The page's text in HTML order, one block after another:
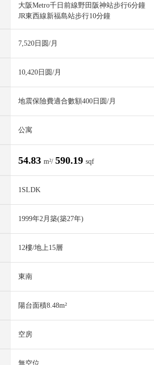
大阪Metro千日前線野田阪神站步行6分鐘
JR東西線新福島站步行10分鐘
7,520日圆/月
10,420日圆/月
地震保險費適合數額400日圆/月
公寓
54.83 m²/ 590.19 sqf
1SLDK
1999年2月築(築27年)
12樓/地上15層
東南
陽台面積8.48m²
空房
無空位